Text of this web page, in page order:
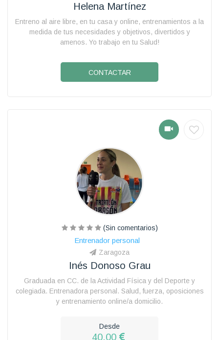
Helena Martínez
Entreno al aire libre, en tu casa y online, entrenamientos a la
medida de tus necesidades y objetivos, divertidos y
amenos. Yo trabajo en tu Salud!
CONTACTAR
(Sin comentarios)
Entrenador personal
Zaragoza
Inés Donoso Grau
Graduada en CC. de la Actividad Física y del Deporte y
colegiada. Entrenadora personal. Salud, fuerza, oposiciones
y entrenamiento online/a domicilio.
Desde
40.00